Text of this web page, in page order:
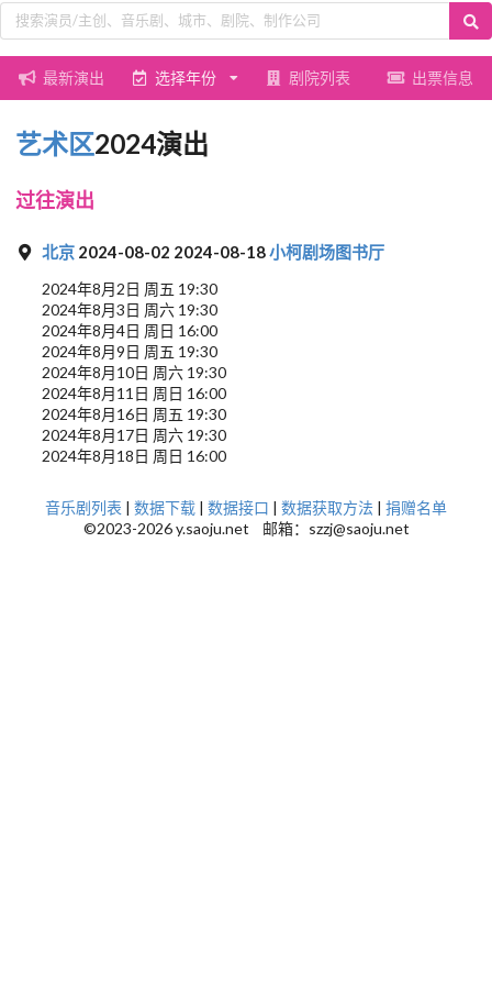
最新演出 选择年份 剧院列表 出票信息
艺术区2024演出
过往演出
北京 2024-08-02 2024-08-18小柯剧场图书厅
2024年8月2日 周五 19:30
2024年8月3日 周六 19:30
2024年8月4日 周日 16:00
2024年8月9日 周五 19:30
2024年8月10日 周六 19:30
2024年8月11日 周日 16:00
2024年8月16日 周五 19:30
2024年8月17日 周六 19:30
2024年8月18日 周日 16:00
音乐剧列表 | 数据下载 | 数据接口 | 数据获取方法 | 捐赠名单
©2023-2026 y.saoju.net 邮箱：szzj@saoju.net